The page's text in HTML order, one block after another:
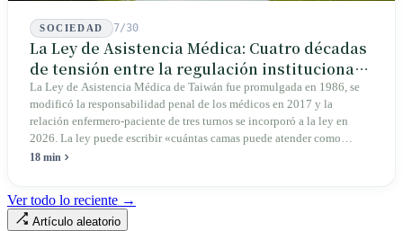
huellas dejadas por antiguos glaciares.
SOCIEDAD 7/30
La Ley de Asistencia Médica: Cuatro décadas
de tensión entre la regulación institucional y
el mercado
La Ley de Asistencia Médica de Taiwán fue promulgada en 1986, se
modificó la responsabilidad penal de los médicos en 2017 y la
relación enfermero-paciente de tres turnos se incorporó a la ley en
2026. La ley puede escribir «cuántas camas puede atender como
máximo una enfermera», pero no puede escribir «si existe esa
Ley de Médicos, es la ley raíz sobre cómo existe la institución del
«hospital» en Taiwán, y la tensión sin resolver durante cuarenta años
18 min
Ver todo lo reciente →
Artículo aleatorio